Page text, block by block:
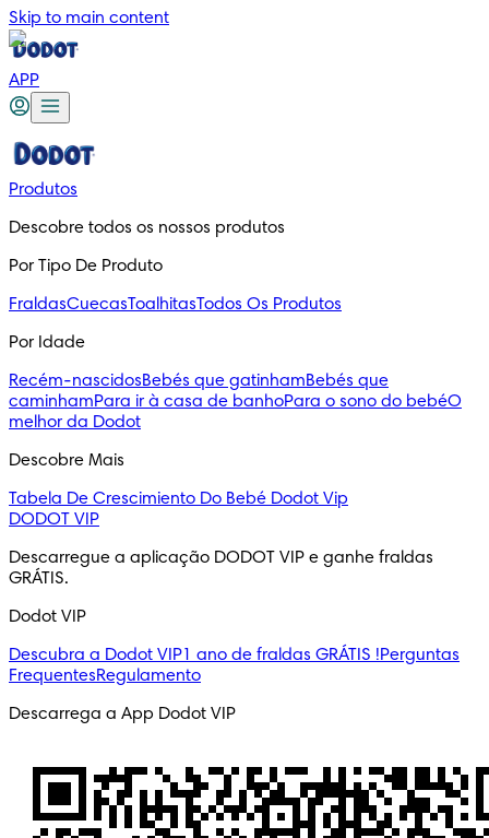
Skip to main content
APP
Produtos
Descobre todos os nossos produtos
Por Tipo De Produto
FraldasCuecasToalhitasTodos Os Produtos
Por Idade
Recém-nascidosBebés que gatinhamBebés que
caminhamPara ir à casa de banhoPara o sono do bebéO
melhor da Dodot
Descobre Mais
Tabela De Crescimiento Do Bebé Dodot Vip
DODOT VIP
Descarregue a aplicação DODOT VIP e ganhe fraldas
GRÁTIS.
Dodot VIP
Descubra a Dodot VIP1 ano de fraldas GRÁTIS !Perguntas
FrequentesRegulamento
Descarrega a App Dodot VIP